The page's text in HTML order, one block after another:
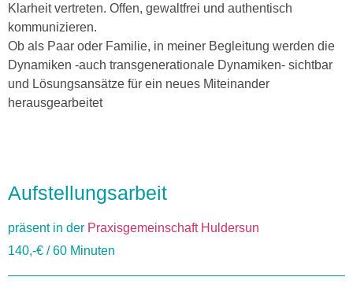
Klarheit vertreten. Offen, gewaltfrei und authentisch
kommunizieren.
Ob als Paar oder Familie, in meiner Begleitung werden die
Dynamiken -auch transgenerationale Dynamiken- sichtbar
und Lösungsansätze für ein neues Miteinander
herausgearbeitet
Aufstellungsarbeit
präsent in der Praxisgemeinschaft Huldersun
140,-€ / 60 Minuten